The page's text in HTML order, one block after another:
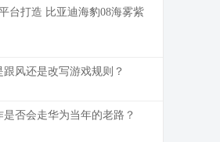
台打造 比亚迪海豹08海雾紫
风还是改写游戏规则？
否会走华为当年的老路？